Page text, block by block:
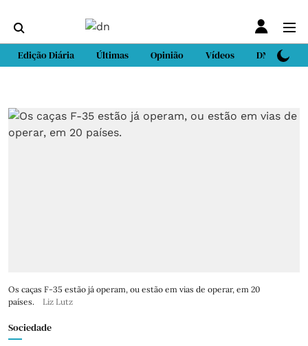
Edição Diária Últimas Opinião Vídeos DN Sport
Os caças F-35 estão já operam, ou estão em vias de operar, em 20
países.
Liz Lutz
Sociedade